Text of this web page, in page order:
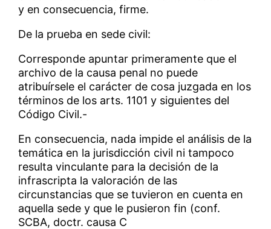
y en consecuencia, firme.
De la prueba en sede civil:
Corresponde apuntar primeramente que el
archivo de la causa penal no puede
atribuírsele el carácter de cosa juzgada en los
términos de los arts. 1101 y siguientes del
Código Civil.-
En consecuencia, nada impide el análisis de la
temática en la jurisdicción civil ni tampoco
resulta vinculante para la decisión de la
infrascripta la valoración de las
circunstancias que se tuvieron en cuenta en
aquella sede y que le pusieron fin (conf.
SCBA, doctr. causa C